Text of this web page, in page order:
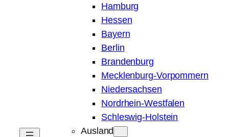
Hamburg
Hessen
Bayern
Berlin
Brandenburg
Mecklenburg-Vorpommern
Niedersachsen
Nordrhein-Westfalen
Schleswig-Holstein
Ausland